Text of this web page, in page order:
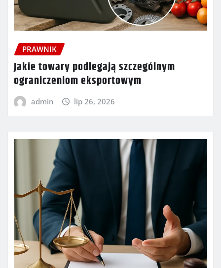
PRAWNIK
Jakie towary podlegają szczególnym
ograniczeniom eksportowym
admin lip 26, 2026